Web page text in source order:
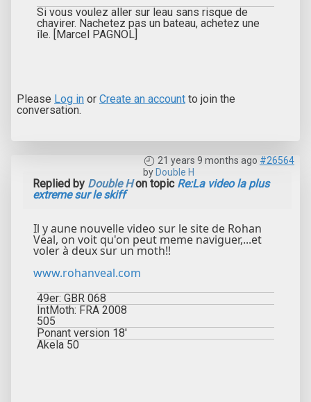
Si vous voulez aller sur leau sans risque de
chavirer. Nachetez pas un bateau, achetez une
île. [Marcel PAGNOL]
Please Log in or Create an account to join the
conversation.
21 years 9 months ago #26564
by Double H
Replied by Double Hon topic Re:La video la plus
extreme sur le skiff
Il y aune nouvelle video sur le site de Rohan
Veal, on voit qu'on peut meme naviguer,...et
voler à deux sur un moth!!
www.rohanveal.com
49er: GBR 068
IntMoth: FRA 2008
505
Ponant version 18'
Akela 50